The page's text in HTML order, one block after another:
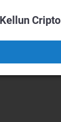
Kellun Cripto